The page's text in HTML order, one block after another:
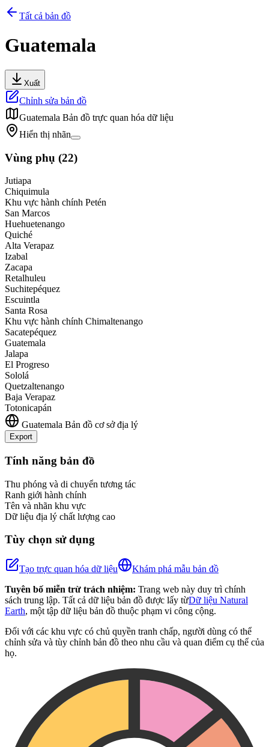
Tất cả bản đồ
Guatemala
Xuất
Chỉnh sửa bản đồ
Guatemala Bản đồ trực quan hóa dữ liệu
Hiển thị nhãn
Vùng phụ (22)
Jutiapa
Chiquimula
Khu vực hành chính Petén
San Marcos
Huehuetenango
Quiché
Alta Verapaz
Izabal
Zacapa
Retalhuleu
Suchitepéquez
Escuintla
Santa Rosa
Khu vực hành chính Chimaltenango
Sacatepéquez
Guatemala
Jalapa
El Progreso
Sololá
Quetzaltenango
Baja Verapaz
Totonicapán
Guatemala Bản đồ cơ sở địa lý
Export
+
Tính năng bản đồ
Thu phóng và di chuyển tương tác
Ranh giới hành chính
Tên và nhãn khu vực
Dữ liệu địa lý chất lượng cao
Tùy chọn sử dụng
Tạo trực quan hóa dữ liệu
Khám phá mẫu bản đồ
Tuyên bố miễn trừ trách nhiệm: Trang web này duy trì chính
sách trung lập. Tất cả dữ liệu bản đồ được lấy từDữ liệu Natural
Earth, một tập dữ liệu bản đồ thuộc phạm vi công cộng.
Đối với các khu vực có chủ quyền tranh chấp, người dùng có thể
chỉnh sửa và tùy chỉnh bản đồ theo nhu cầu và quan điểm cụ thể của
họ.